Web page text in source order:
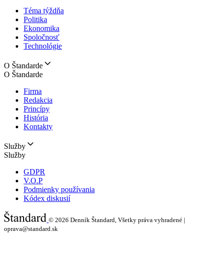
Téma týždňa
Politika
Ekonomika
Spoločnosť
Technológie
O Štandarde
O Štandarde
Firma
Redakcia
Princípy
História
Kontakty
Služby
Služby
GDPR
V.O.P
Podmienky používania
Kódex diskusií
© 2026 Denník Štandard, Všetky práva vyhradené |
oprava@standard.sk